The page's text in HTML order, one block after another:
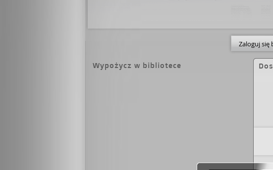
Zaloguj się
Wypożycz w bibliotece